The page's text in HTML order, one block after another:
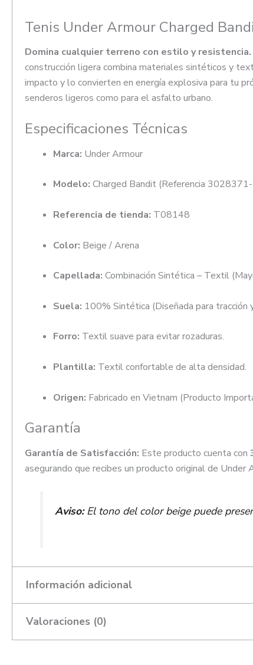
Tenis Under Armour Charged
Domina cualquier terreno con estilo y resistencia.
construcción ligera combina materiales sintéticos y
impacto y lo convierten en energía explosiva para tu
senderos ligeros como para el asfalto urbano.
Especificaciones Técnicas
Marca: Under Armour
Modelo: Charged Bandit (Referencia
Referencia de tienda: T08148
Color: Beige / Arena
Capellada: Combinación Sintética – Textil
Suela: 100% Sintética (Diseñada para tracción
Forro: Textil suave para evitar rozaduras.
Plantilla: Textil confortable de alta densidad.
Origen: Fabricado en Vietnam (Producto
Garantía
Garantía de Satisfacción: Este producto cuenta con
asegurando que recibes un producto original de Under
Aviso:El tono del color beige puede
Información adicional
Talla
Valoraciones (0)